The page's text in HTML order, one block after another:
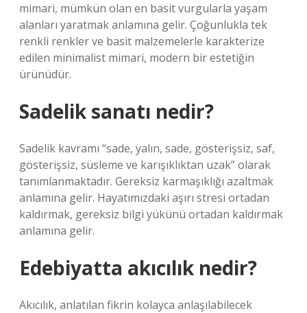
mimari, mümkün olan en basit vurgularla yaşam
alanları yaratmak anlamına gelir. Çoğunlukla tek
renkli renkler ve basit malzemelerle karakterize
edilen minimalist mimari, modern bir estetiğin
ürünüdür.
Sadelik sanatı nedir?
Sadelik kavramı “sade, yalın, sade, gösterişsiz, saf,
gösterişsiz, süsleme ve karışıklıktan uzak” olarak
tanımlanmaktadır. Gereksiz karmaşıklığı azaltmak
anlamına gelir. Hayatımızdaki aşırı stresi ortadan
kaldırmak, gereksiz bilgi yükünü ortadan kaldırmak
anlamına gelir.
Edebiyatta akıcılık nedir?
Akıcılık, anlatılan fikrin kolayca anlaşılabilecek